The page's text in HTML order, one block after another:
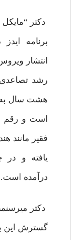
دكتر
برنامه
انتشار
رشد تصاعدى
هشت سال به 17 ميليون در سال
است و رقم
فقير مانند
يافته و در
درآمده است.
دكتر
گسترش اين